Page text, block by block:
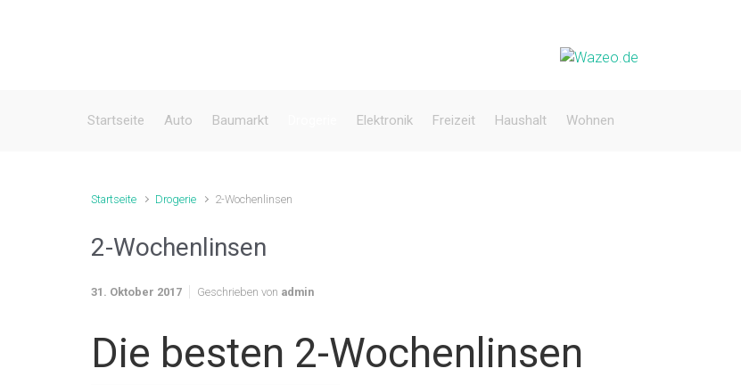
Startseite Auto Baumarkt Elektronik Freizeit Haushalt Wohnen
Startseite Drogerie 2-Wochenlinsen
2-Wochenlinsen
31. Oktober 2017 Geschrieben von admin
Die besten 2-Wochenlinsen